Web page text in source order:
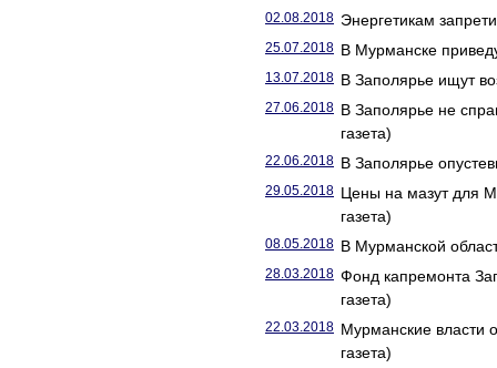
02.08.2018 Энергетикам
25.07.2018 В Мурманске
13.07.2018 В Заполярье ищут
27.06.2018 В Заполярье не
газета)
22.06.2018 В Заполярье
29.05.2018 Цены на мазут для
газета)
08.05.2018 В Мурманской
28.03.2018 Фонд капремонта
газета)
22.03.2018 Мурманские власти
газета)